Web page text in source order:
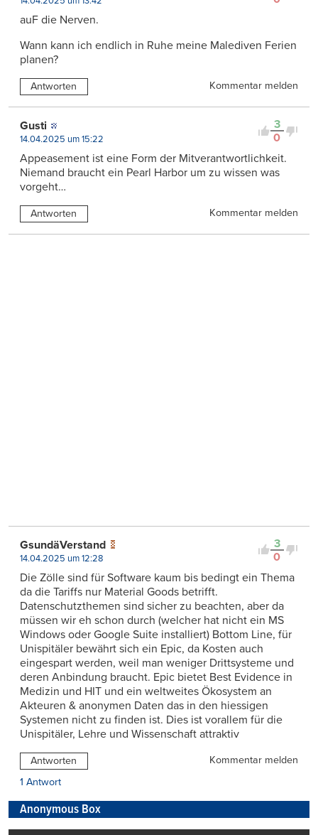
auF die Nerven.
Wann kann ich endlich in Ruhe meine Malediven Ferien
planen?
Antworten Kommentar melden
3
0
Gusti
14.04.2025 um 15:22
Appeasement ist eine Form der Mitverantwortlichkeit.
Niemand braucht ein Pearl Harbor um zu wissen was
vorgeht…
Antworten Kommentar melden
3
0
GsundäVerstand
14.04.2025 um 12:28
Die Zölle sind für Software kaum bis bedingt ein Thema
da die Tariffs nur Material Goods betrifft.
Datenschutzthemen sind sicher zu beachten, aber da
müssen wir eh schon durch (welcher hat nicht ein MS
Windows oder Google Suite installiert) Bottom Line, für
Unispitäler bewährt sich ein Epic, da Kosten auch
eingespart werden, weil man weniger Drittsysteme und
deren Anbindung braucht. Epic bietet Best Evidence in
Medizin und HIT und ein weltweites Ökosystem an
Akteuren & anonymen Daten das in den hiessigen
Systemen nicht zu finden ist. Dies ist vorallem für die
Unispitäler, Lehre und Wissenschaft attraktiv
Antworten
Kommentar melden
1 Antwort
Anonymous Box